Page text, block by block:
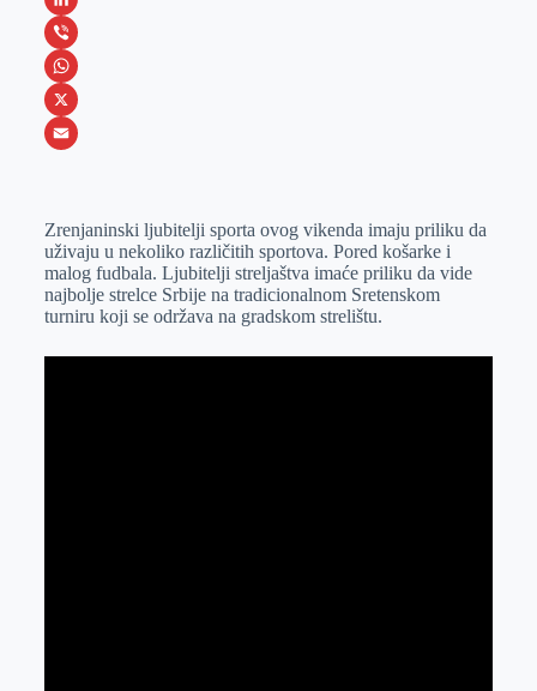
c
e
b
o
e
s
s
e
e
r
L
i
n
k
I
n
V
i
b
W
h
s
A
p
X
a
i
l
Zrenjaninski ljubitelji sporta ovog vikenda imaju priliku da
uživaju u nekoliko različitih sportova. Pored košarke i
malog fudbala. Ljubitelji streljaštva imaće priliku da vide
najbolje strelce Srbije na tradicionalnom Sretenskom
turniru koji se održava na gradskom strelištu.